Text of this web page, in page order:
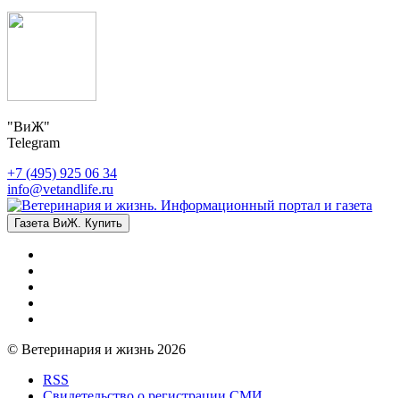
"ВиЖ"
Telegram
+7 (495) 925 06 34
info@vetandlife.ru
Газета ВиЖ. Купить
© Ветеринария и жизнь 2026
RSS